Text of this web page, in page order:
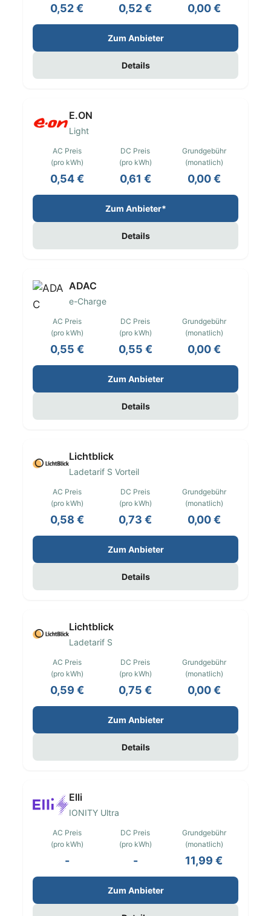
0,52 € 0,52 € 0,00 €
Zum Anbieter
Details
E.ON
Light
AC Preis
(pro kWh)
0,54 €
DC Preis
(pro kWh)
0,61 €
Grundgebühr
(monatlich)
0,00 €
Zum Anbieter*
Details
ADAC
e-Charge
AC Preis
(pro kWh)
0,55 €
DC Preis
(pro kWh)
0,55 €
Grundgebühr
(monatlich)
0,00 €
Zum Anbieter
Details
Lichtblick
Ladetarif S Vorteil
AC Preis
(pro kWh)
0,58 €
DC Preis
(pro kWh)
0,73 €
Grundgebühr
(monatlich)
0,00 €
Zum Anbieter
Details
Lichtblick
Ladetarif S
AC Preis
(pro kWh)
0,59 €
DC Preis
(pro kWh)
0,75 €
Grundgebühr
(monatlich)
0,00 €
Zum Anbieter
Details
Elli
IONITY Ultra
AC Preis
(pro kWh)
-
DC Preis
(pro kWh)
-
Grundgebühr
(monatlich)
11,99 €
Zum Anbieter